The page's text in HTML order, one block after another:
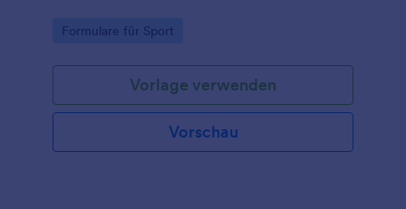
Go to Category:
Formulare für Sport
Vorlage verwenden
Vorschau